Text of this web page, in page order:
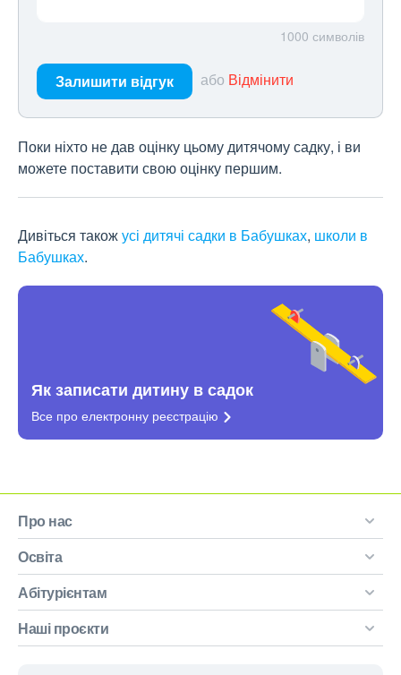
1000 символів
Залишити відгук або Відмінити
Поки ніхто не дав оцінку цьому дитячому садку, і ви
можете поставити свою оцінку першим.
Дивіться такожусі дитячі садки в Бабушках, школи в
Бабушках.
Як записати дитину в садок
Все про електронну реєстрацію
Про нас
Освіта
Абітурієнтам
Наші проєкти